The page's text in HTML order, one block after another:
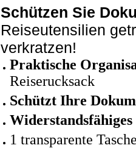
Schützen Sie
Reiseutensilien
verkratzen!
Praktische
Reiserucksack
Schützt Ihre
1 transparente